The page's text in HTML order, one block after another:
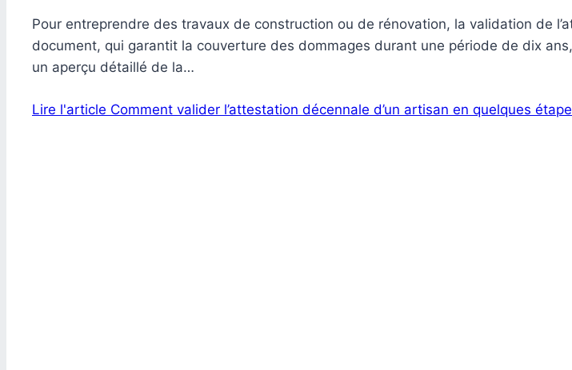
Pour entreprendre des travaux de construction ou de rénovation, la validation de
document, qui garantit la couverture des dommages durant une période de dix
un aperçu détaillé de la…
Lire l'article Comment valider l’attestation décennale d’un artisan en quelques